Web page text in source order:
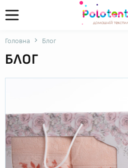
Головна Блог
БЛОГ